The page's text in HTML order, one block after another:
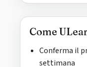
Come
Conferma il
settimana